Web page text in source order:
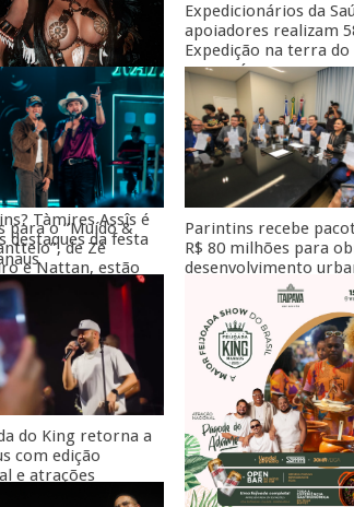
que o Amazonas
grande festival
bumbá além de
Tàmires Assîs é
destaques da festa
Expedicionários da
apoiadores realizam
Expedição na terra do
guaraná
para o “Muído &
de Zé
e Nattan, estão
Parintins recebe
R$ 80 milhões para
desenvolvimento
dos senadores Omar
Eduardo Braga
do King retorna a
com edição
e atrações